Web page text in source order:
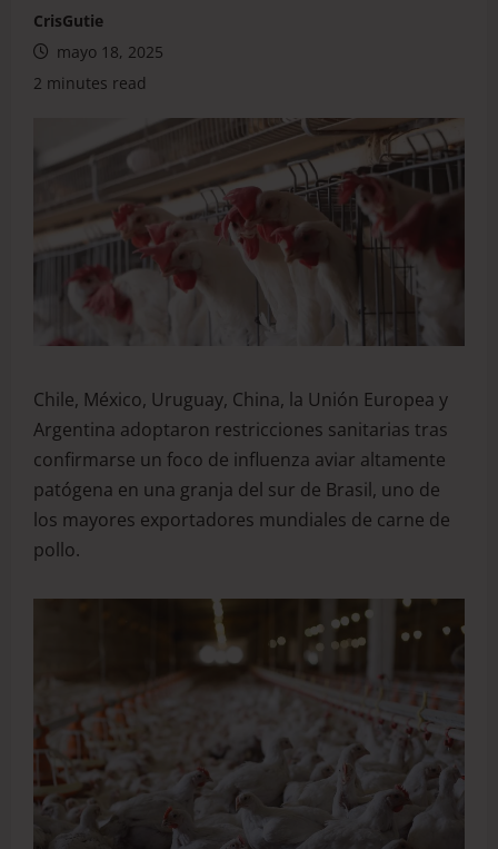
CrisGutie
mayo 18, 2025
2 minutes read
Chile, México, Uruguay, China, la Unión Europea y
Argentina adoptaron restricciones sanitarias tras
confirmarse un foco de influenza aviar altamente
patógena en una granja del sur de Brasil, uno de
los mayores exportadores mundiales de carne de
pollo.